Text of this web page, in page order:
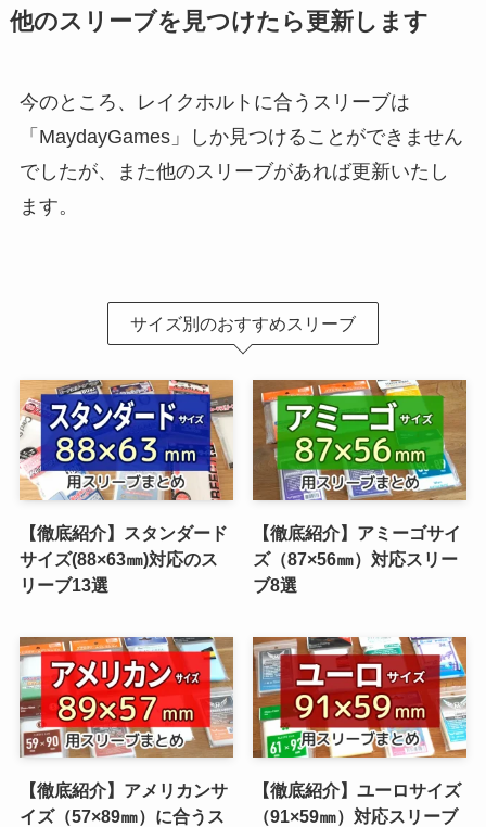
他のスリーブを見つけたら更新します
今のところ、レイクホルトに合うスリーブは
「MaydayGames」しか見つけることができません
でしたが、また他のスリーブがあれば更新いたし
ます。
サイズ別のおすすめスリーブ
【徹底紹介】スタンダード
サイズ(88×63㎜)対応のス
リーブ13選
【徹底紹介】アミーゴサイ
ズ（87×56㎜）対応スリー
ブ8選
【徹底紹介】アメリカンサ
イズ（57×89㎜）に合うス
【徹底紹介】ユーロサイズ
（91×59㎜）対応スリーブ